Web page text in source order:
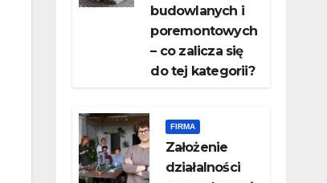
budowlanych i
poremontowych
– co zalicza się
do tej kategorii?
FIRMA
Założenie
działalności